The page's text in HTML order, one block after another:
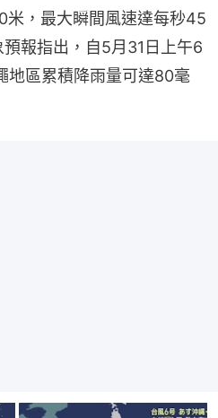
米，最大瞬間風速達每秒45
報指出，自5月31日上午6
地區累積降雨量可達80毫